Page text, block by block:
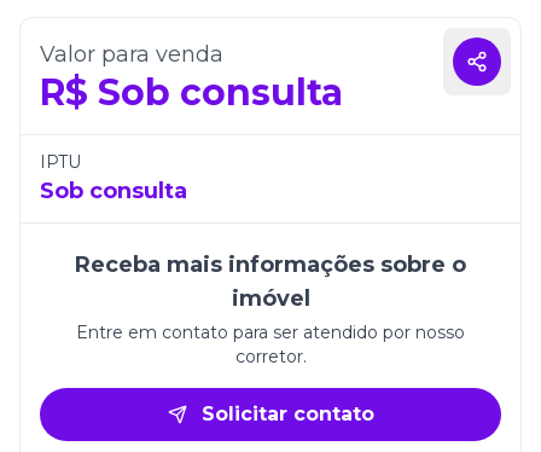
viver com estilo, conforto e exclusividade no litoral
catarinense.
Valor para venda
R$ Sob consulta
IPTU
Sob consulta
Receba mais informações sobre o
imóvel
Entre em contato para ser atendido por nosso
corretor.
Solicitar contato